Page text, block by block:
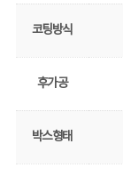
코팅방식
후가공
박스형태